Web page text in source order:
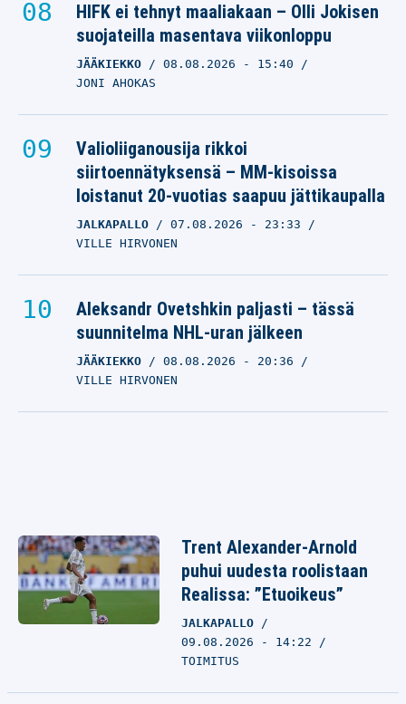
HIFK ei tehnyt maaliakaan – Olli Jokisen
suojateilla masentava viikonloppu
JÄÄKIEKKO 08.08.2026 - 15:40
JONI AHOKAS
Valioliiganousija rikkoi
siirtoennätyksensä – MM-kisoissa
loistanut 20-vuotias saapuu jättikaupalla
JALKAPALLO 07.08.2026 - 23:33
VILLE HIRVONEN
Aleksandr Ovetshkin paljasti – tässä
suunnitelma NHL-uran jälkeen
JÄÄKIEKKO 08.08.2026 - 20:36
VILLE HIRVONEN
Trent Alexander-Arnold
puhui uudesta roolistaan
Realissa: ”Etuoikeus”
JALKAPALLO
09.08.2026 - 14:22
TOIMITUS